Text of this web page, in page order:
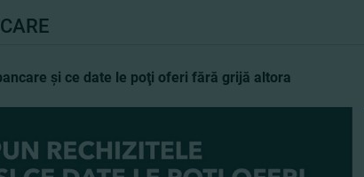
şi ce date le poţi oferi fără grijă altora